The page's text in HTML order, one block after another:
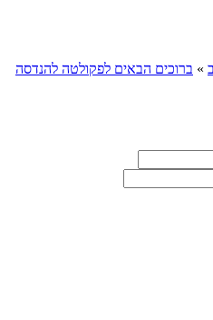
» ברוכים הבאים לפקולטה להנדסה